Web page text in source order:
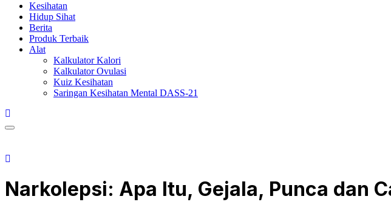
Kesihatan
Hidup Sihat
Berita
Produk Terbaik
Alat
Kalkulator Kalori
Kalkulator Ovulasi
Kuiz Kesihatan
Saringan Kesihatan Mental DASS-21
Narkolepsi: Apa Itu, Gejala, Punca dan